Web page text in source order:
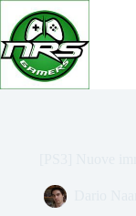
Salta
contenuto